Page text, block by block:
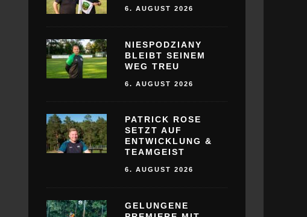
6. AUGUST 2026
NIESPODZIANY
BLEIBT SEINEM
WEG TREU
6. AUGUST 2026
PATRICK ROSE
SETZT AUF
ENTWICKLUNG &
TEAMGEIST
6. AUGUST 2026
GELUNGENE